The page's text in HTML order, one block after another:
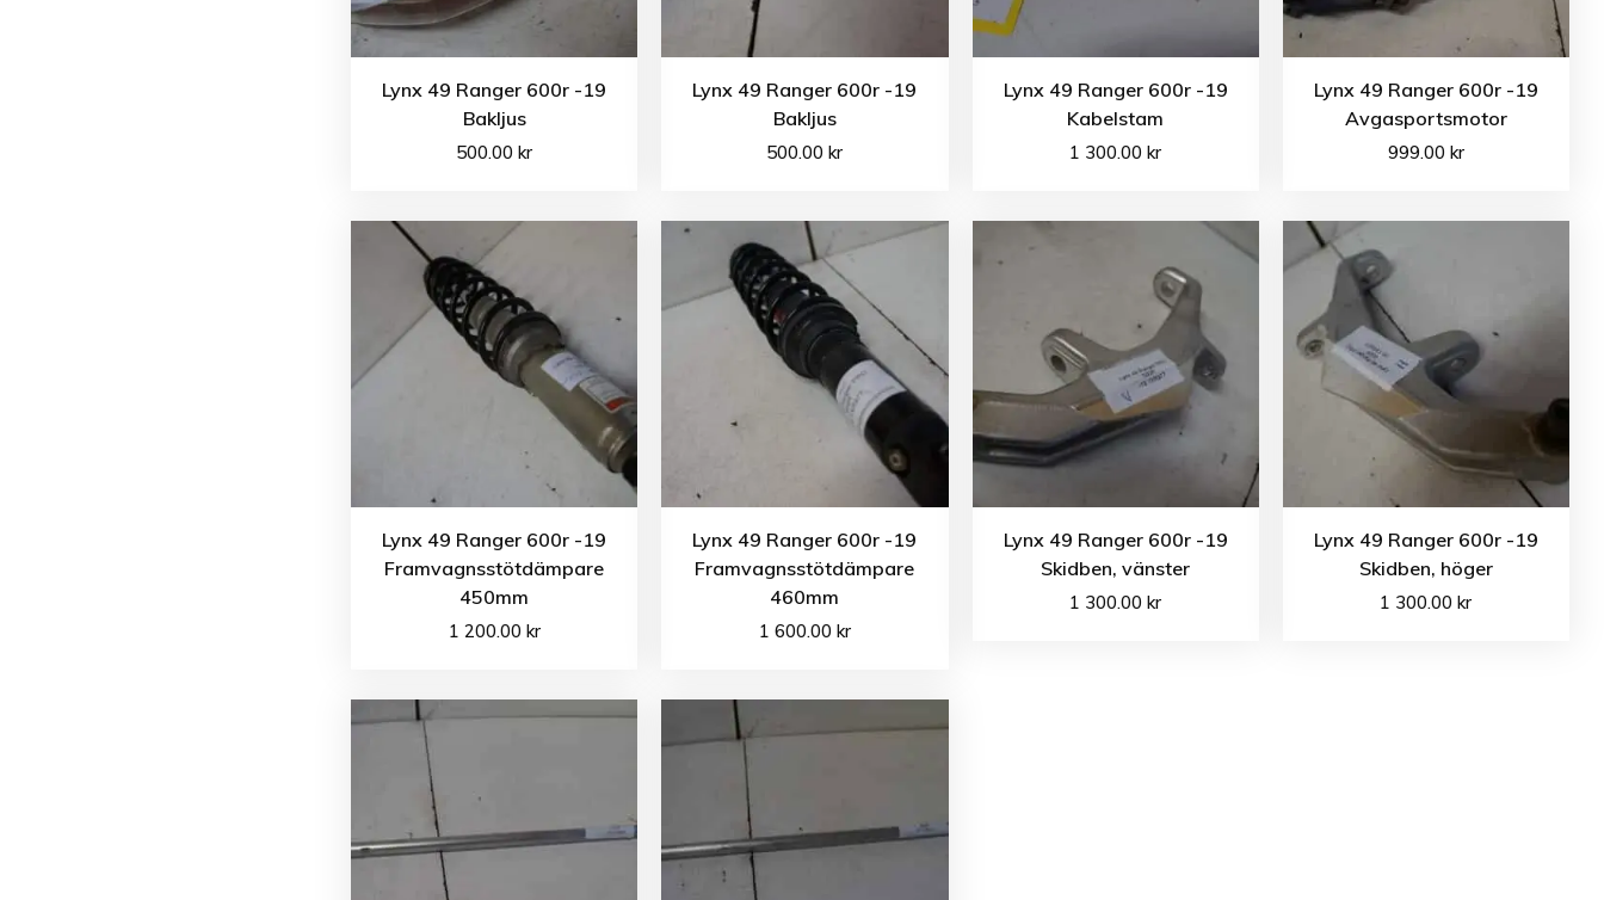
Lynx 49 Ranger 600r -19
Bakljus
500.00kr
Lynx 49 Ranger 600r -19
Bakljus
500.00kr
Lynx 49 Ranger 600r -19
Kabelstam
1 300.00kr
Lynx 49 Ranger 600r -19
Avgasportsmotor
999.00 kr
Lynx 49 Ranger 600r -19
Framvagnsstötdämpare
450mm
1 200.00 kr
Lynx 49 Ranger 600r -19
Framvagnsstötdämpare
460mm
1 600.00 kr
Lynx 49 Ranger 600r -19
Skidben, vänster
1 300.00kr
Lynx 49 Ranger 600r -19
Skidben, höger
1 300.00kr